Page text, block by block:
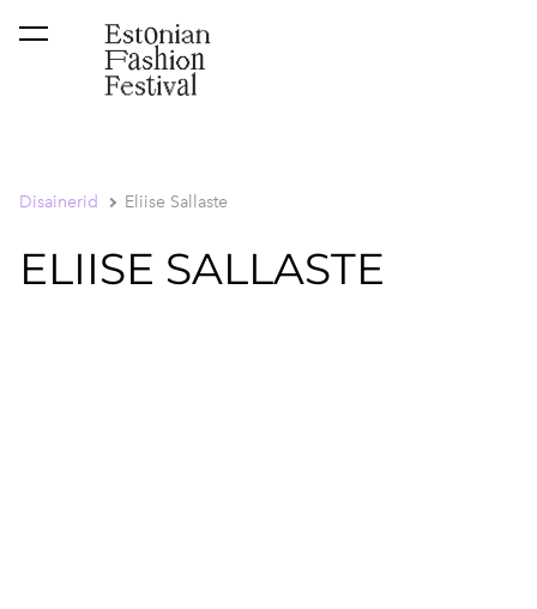
lisati ostukorvi.
Disainerid Eliise Sallaste
ELIISE SALLASTE